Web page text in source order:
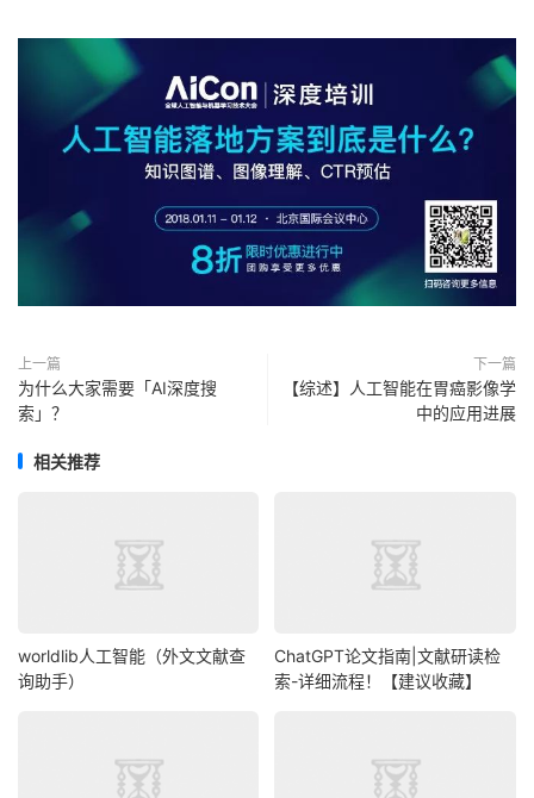
上一篇
为什么大家需要「AI深度搜
索」？
下一篇
【综述】人工智能在胃癌影像学
中的应用进展
相关推荐
worldlib人工智能（外文文献查
询助手）
ChatGPT论文指南|文献研读检
索-详细流程！【建议收藏】